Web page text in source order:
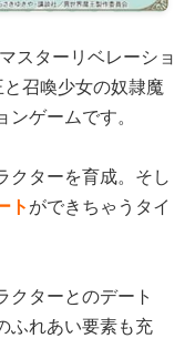
スターリベレーショ
召喚少女の奴隷魔
ゲームです。
クターを育成。そし
ト ができちゃうタイ
クターとのデート
ふれあい要素も充